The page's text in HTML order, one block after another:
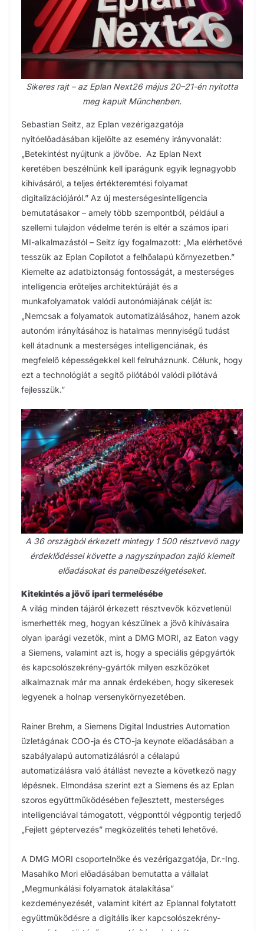
Sikeres rajt – az Eplan Next26 május 20–21-én nyitotta
meg kapuit Münchenben.
Sebastian Seitz, az Eplan vezérigazgatója
nyitóelőadásában kijelölte az esemény irányvonalát:
„Betekintést nyújtunk a jövőbe. Az Eplan Next
keretében beszélnünk kell iparágunk egyik legnagyobb
kihívásáról, a teljes értékteremtési folyamat
digitalizációjáról.” Az új mesterségesintelligencia
bemutatásakor – amely több szempontból, például a
szellemi tulajdon védelme terén is eltér a számos ipari
MI-alkalmazástól – Seitz így fogalmazott: „Ma elérhetővé
tesszük az Eplan Copilotot a felhőalapú környezetben.”
Kiemelte az adatbiztonság fontosságát, a mesterséges
intelligencia erőteljes architektúráját és a
munkafolyamatok valódi autonómiájának célját is:
„Nemcsak a folyamatok automatizálásához, hanem azok
autonóm irányításához is hatalmas mennyiségű tudást
kell átadnunk a mesterséges intelligenciának, és
megfelelő képességekkel kell felruháznunk. Célunk, hogy
ezt a technológiát a segítő pilótából valódi pilótává
fejlesszük.”
A 36 országból érkezett mintegy 1 500 résztvevő nagy
érdeklődéssel követte a nagyszínpadon zajló kiemelt
előadásokat és panelbeszélgetéseket.
Kitekintés a jövő ipari termelésébe
A világ minden tájáról érkezett résztvevők közvetlenül
ismerhették meg, hogyan készülnek a jövő kihívásaira
olyan iparági vezetők, mint a DMG MORI, az Eaton vagy
a Siemens, valamint azt is, hogy a speciális gépgyártók
és kapcsolószekrény-gyártók milyen eszközöket
alkalmaznak már ma annak érdekében, hogy sikeresek
legyenek a holnap versenykörnyezetében.
Rainer Brehm, a Siemens Digital Industries Automation
üzletágának COO-ja és CTO-ja keynote előadásában a
szabályalapú automatizálásról a célalapú
automatizálásra való átállást nevezte a következő nagy
lépésnek. Elmondása szerint ezt a Siemens és az Eplan
szoros együttműködésében fejlesztett, mesterséges
intelligenciával támogatott, végponttól végpontig terjedő
„Fejlett géptervezés” megközelítés teheti lehetővé.
A DMG MORI csoportelnöke és vezérigazgatója, Dr.-Ing.
Masahiko Mori előadásában bemutatta a vállalat
„Megmunkálási folyamatok átalakítása”
kezdeményezését, valamint kitért az Eplannal folytatott
együttműködésre a digitális iker kapcsolószekrény-